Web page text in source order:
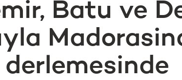
Batu ve
derlemesinde